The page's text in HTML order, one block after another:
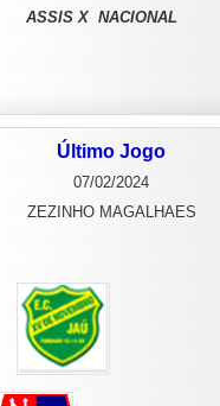
ASSIS X NACIONAL
Último Jogo
07/02/2024
ZEZINHO MAGALHAES